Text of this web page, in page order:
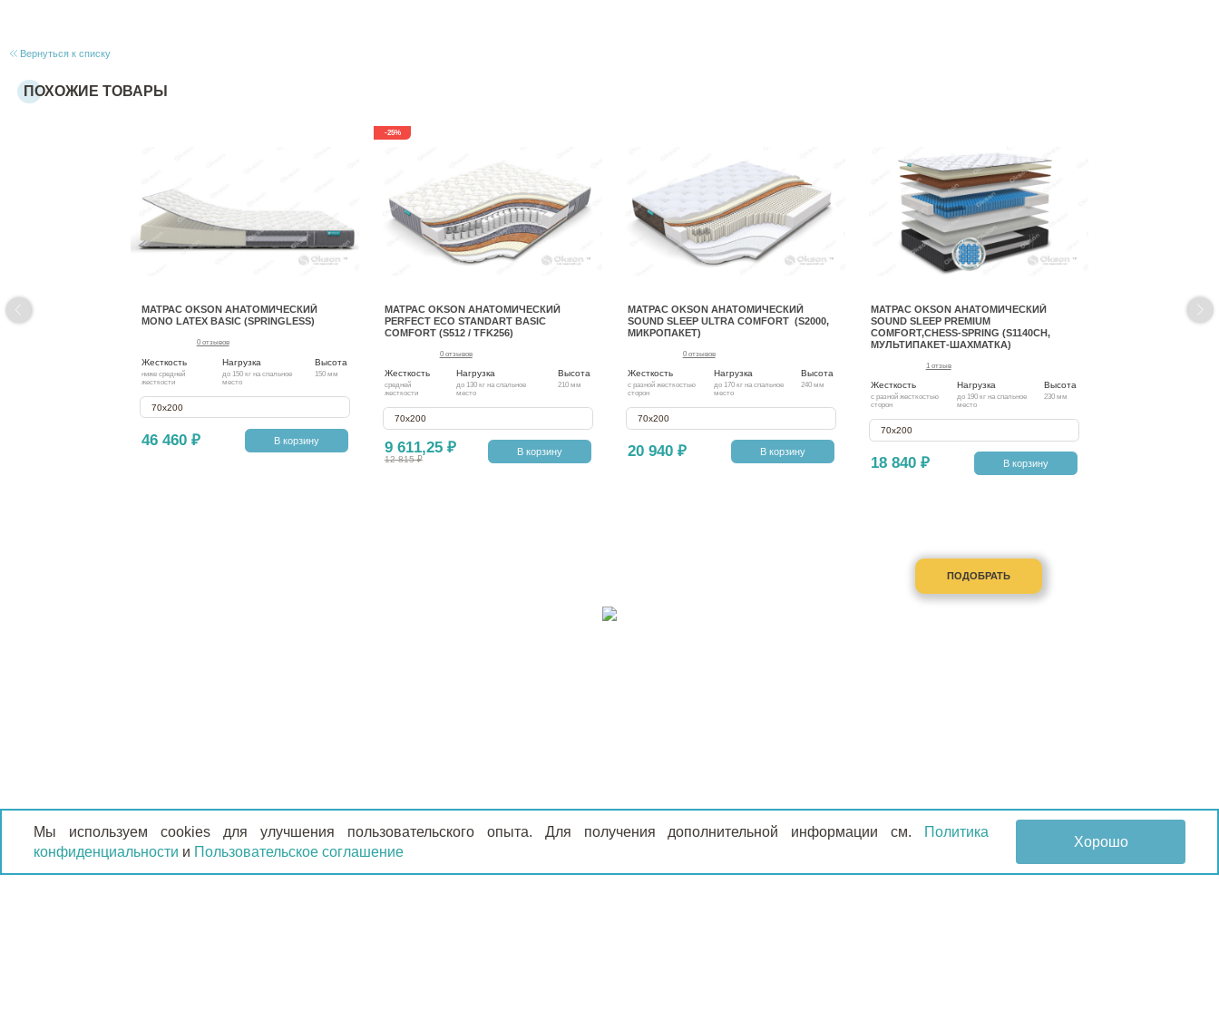
Вернуться к списку
ПОХОЖИЕ ТОВАРЫ
МАТРАС OKSON АНАТОМИЧЕСКИЙ
MONO LATEX BASIC (SPRINGLESS)
0 отзывов
46 460 ₽
Жесткость
ниже средней
жесткости
Нагрузка
до 150 кг на спальное
место
Высота
150 мм
70х200
В корзину
-25%
МАТРАС OKSON АНАТОМИЧЕСКИЙ
PERFECT ECO STANDART BASIC
COMFORT (S512 / TFK256)
0 отзывов
9 611,25 ₽
12 815 ₽
Жесткость
средней
жесткости
Нагрузка
до 130 кг на спальное
место
Высота
210 мм
70х200
В корзину
МАТРАС OKSON АНАТОМИЧЕСКИЙ
SOUND SLEEP ULTRA COMFORT (S2000,
МИКРОПАКЕТ)
0 отзывов
20 940 ₽
Жесткость
с разной жесткостью
сторон
Нагрузка
до 170 кг на спальное
место
Высота
240 мм
70х200
В корзину
МАТРАС OKSON АНАТОМИЧЕСКИЙ
SOUND SLEEP PREMIUM
COMFORT,CHESS-SPRING (S1140CH,
МУЛЬТИПАКЕТ-ШАХМАТКА)
1 отзыв
18 840 ₽
Жесткость
с разной жесткостью
сторон
Нагрузка
до 190 кг на спальное
место
Высота
230 мм
70х200
В корзину
ПОДОБРАТЬ
Мы используем cookies для улучшения пользовательского опыта. Для получения дополнительной информации см. Политика
конфиденциальности и Пользовательское соглашение
Хорошо